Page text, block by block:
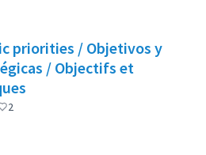
priorities / Objetivos y
/ Objectifs et
2